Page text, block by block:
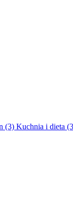
(3) Kuchnia i dieta